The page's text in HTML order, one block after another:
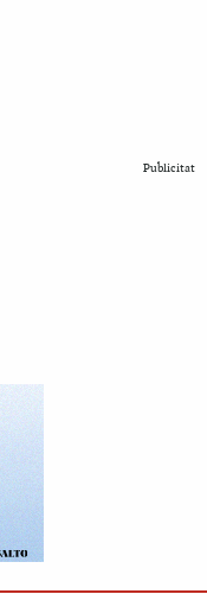
Publicitat